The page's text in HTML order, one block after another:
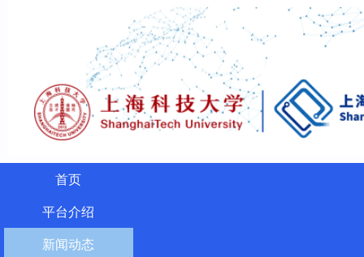
首页
平台介绍
新闻动态